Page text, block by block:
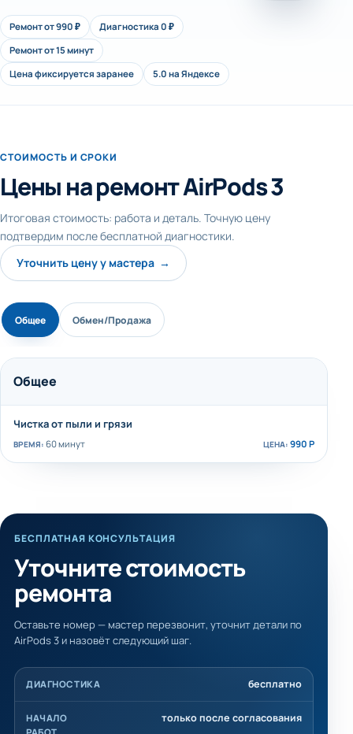
Ремонт от 990 ₽
Диагностика 0 ₽
Ремонт от 15 минут
Цена фиксируется заранее
5.0 на Яндексе
СТОИМОСТЬ И СРОКИ
Цены на ремонт AirPods 3
Итоговая стоимость: работа и деталь. Точную цену
подтвердим после бесплатной диагностики.
Уточнить цену у мастера →
Общее Обмен/Продажа
Общее
Чистка от пыли и грязи
60 минут 990 Р
БЕСПЛАТНАЯ КОНСУЛЬТАЦИЯ
Уточните стоимость
ремонта
Оставьте номер — мастер перезвонит, уточнит детали по
AirPods 3 и назовёт следующий шаг.
ДИАГНОСТИКА бесплатно
НАЧАЛО
только после согласования